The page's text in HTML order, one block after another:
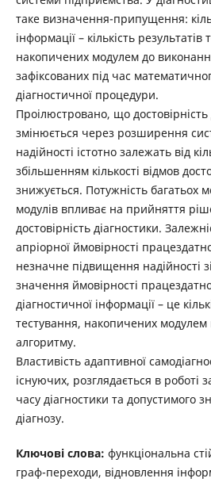
таке визначення-припущення:
інформації – кількість результатів
накопичених модулем до
зафіксованих під час
діагностичної процедури.
Проілюстровано, що достовірність
змінюється через розширення
надійності істотно залежать від
збільшенням кількості відмов
знижується. Потужність багатьох
модулів впливає на прийняття
достовірність діагностики.
апріорної ймовірності
незначне підвищення надійності
значення ймовірності
діагностичної інформації – це
тестування, накопичених
алгоритму.
Властивість адаптивної
існуючих, розглядається в роботі
часу діагностики та допустимого
діагнозу.
Ключові слова: функціональна
граф-переходи, відновлення